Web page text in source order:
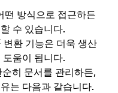
떤 방식으로 접근하든
수 있습니다.
환 기능은 더욱 생산
움이 됩니다.
히 문서를 관리하든,
는 다음과 같습니다.